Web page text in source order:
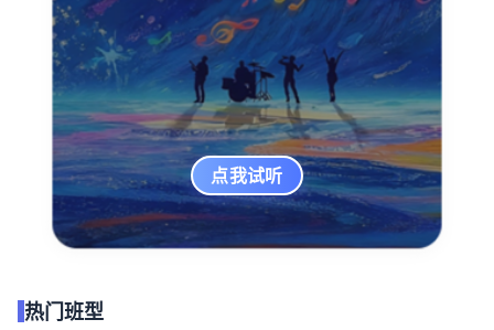
点我试听
热门班型